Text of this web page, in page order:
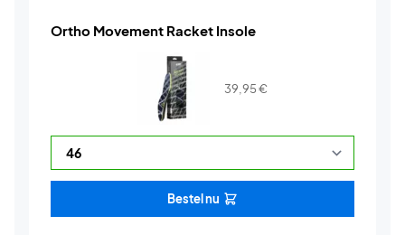
Ortho Movement Racket Insole
39,95€
Bestel nu